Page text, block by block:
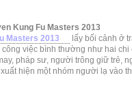
Kung Fu Masters 2013
Masters 2013
lấy bối cảnh ở
việc bình thường như hai chi
pháp sư, người trông giữ trẻ,
hiện một nhóm người lạ vào